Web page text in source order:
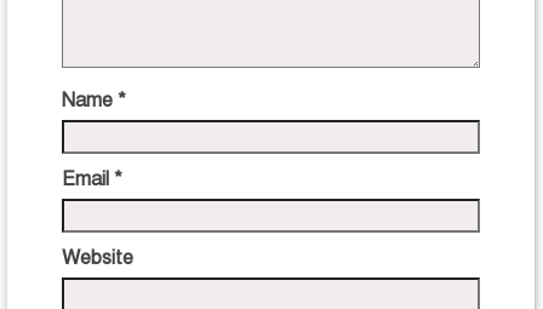
Name *
Email *
Website